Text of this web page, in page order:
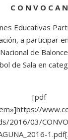
C O N V O C A N
Educativas
a participar
de
de Sala en
[pdf
2016/03/